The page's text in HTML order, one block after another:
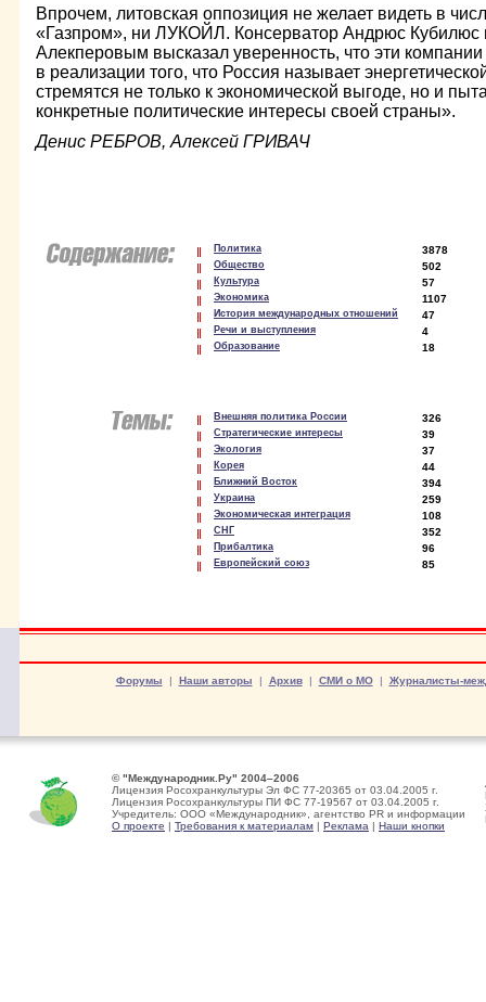
Впрочем, литовская оппозиция не желает видеть в
«Газпром», ни ЛУКОЙЛ. Консерватор Андрюс Кубилюс
Алекперовым высказал уверенность, что эти
в реализации того, что Россия называет
стремятся не только к экономической выгоде, но и
конкретные политические интересы своей страны».
Денис РЕБРОВ, Алексей ГРИВАЧ
Политика 3878
Общество 502
Культура 57
Экономика 1107
История международных отношений 47
Речи и выступления 4
Образование 18
Внешняя политика России 326
Стратегические интересы 39
Экология 37
Корея 44
Ближний Восток 394
Украина 259
Экономическая интеграция 108
СНГ 352
Прибалтика 96
Европейский союз 85
Форумы | Наши авторы | Архив| СМИ о МО| Журналисты-
© "Международник.Ру" 2004–2006
Лицензия Росохранкультуры Эл ФС 77-20365 от 03.04.2005 г.
Лицензия Росохранкультуры ПИ ФС 77-19567 от 03.04.2005 г.
Учредитель: ООО «Международник», агентство PR и информации
О проекте | Требования к материалам | Реклама | Наши кнопки